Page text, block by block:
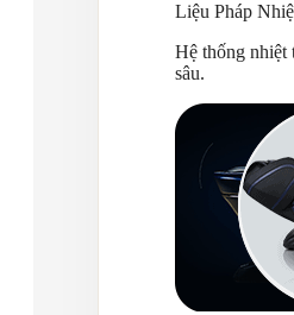
Liệu Pháp
Hệ thống nhiệt
sâu.